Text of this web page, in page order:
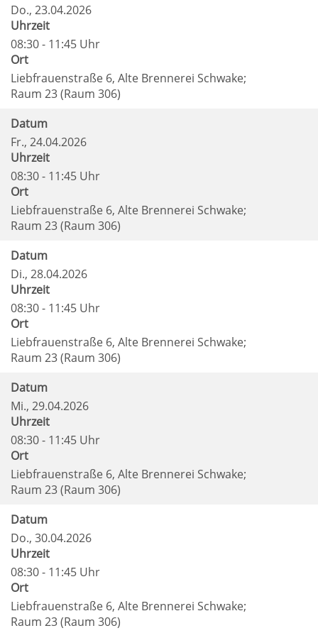
Do., 23.04.2026
Uhrzeit
08:30 - 11:45 Uhr
Ort
Liebfrauenstraße 6, Alte Brennerei Schwake;
Raum 23 (Raum 306)
Datum
Fr., 24.04.2026
Uhrzeit
08:30 - 11:45 Uhr
Ort
Liebfrauenstraße 6, Alte Brennerei Schwake;
Raum 23 (Raum 306)
Datum
Di., 28.04.2026
Uhrzeit
08:30 - 11:45 Uhr
Ort
Liebfrauenstraße 6, Alte Brennerei Schwake;
Raum 23 (Raum 306)
Datum
Mi., 29.04.2026
Uhrzeit
08:30 - 11:45 Uhr
Ort
Liebfrauenstraße 6, Alte Brennerei Schwake;
Raum 23 (Raum 306)
Datum
Do., 30.04.2026
Uhrzeit
08:30 - 11:45 Uhr
Ort
Liebfrauenstraße 6, Alte Brennerei Schwake;
Raum 23 (Raum 306)